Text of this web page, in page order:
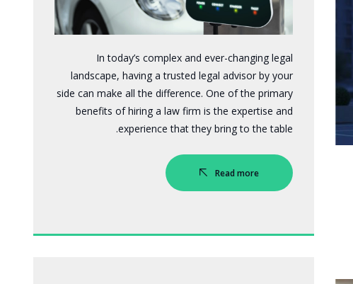
In today’s complex and ever-changing legal
landscape, having a trusted legal advisor by your
side can make all the difference. One of the primary
benefits of hiring a law firm is the expertise and
experience that they bring to the table.
Read more